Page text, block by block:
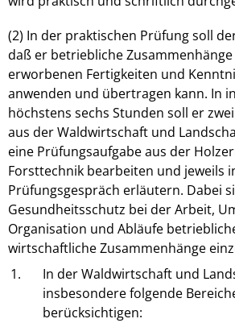
(2) In der praktischen Prüfung soll
daß er betriebliche
erworbenen Fertigkeiten und
anwenden und übertragen kann. In
höchstens sechs Stunden soll er
aus der Waldwirtschaft und
eine Prüfungsaufgabe aus der
Forsttechnik bearbeiten und jeweils
Prüfungsgespräch erläutern. Dabei
Gesundheitsschutz bei der Arbeit,
Organisation und Abläufe
wirtschaftliche Zusammenhänge
1.
In der Waldwirtschaft und
insbesondere folgende
berücksichtigen: